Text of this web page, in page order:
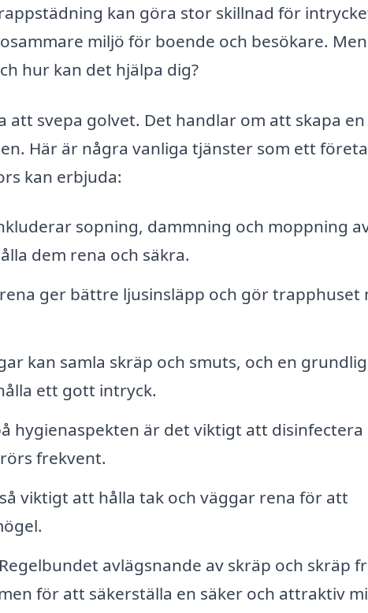
kan göra stor skillnad för
miljö för boende och besökare.
hur kan det hjälpa dig?
svepa golvet. Det handlar om att skapa
Här är några vanliga tjänster som ett
kan erbjuda:
sopning, dammning och moppning
dem rena och säkra.
ger bättre ljusinsläpp och gör trapphuset
kan samla skräp och smuts, och en grundlig
ett gott intryck.
hygienaspekten är det viktigt att disinfectera
frekvent.
viktigt att hålla tak och väggar rena för att
Regelbundet avlägsnande av skräp och skräp
för att säkerställa en säker och attraktiv